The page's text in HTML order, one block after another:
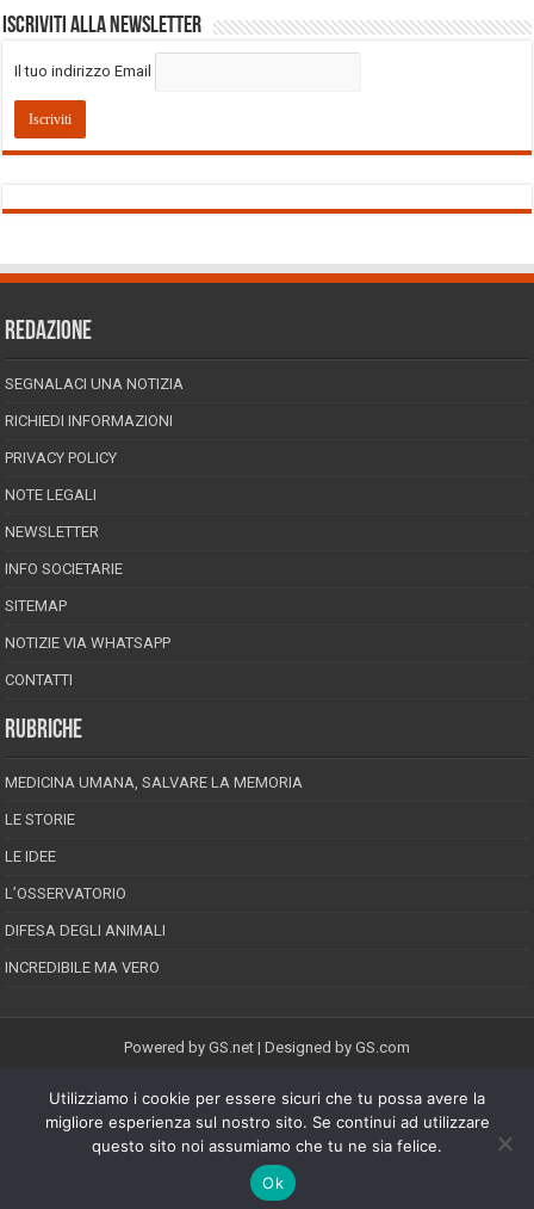
Iscriviti alla Newsletter
Il tuo indirizzo Email
REDAZIONE
SEGNALACI UNA NOTIZIA
RICHIEDI INFORMAZIONI
PRIVACY POLICY
NOTE LEGALI
NEWSLETTER
INFO SOCIETARIE
SITEMAP
NOTIZIE VIA WHATSAPP
CONTATTI
RUBRICHE
MEDICINA UMANA, SALVARE LA MEMORIA
LE STORIE
LE IDEE
L’OSSERVATORIO
DIFESA DEGLI ANIMALI
INCREDIBILE MA VERO
Powered by GS.net | Designed by GS.com
EPINEION EDITRICE S.R.L.P.Iva 02008710689
Registrazione Tribunale di Pescara reg. speciale della stampa n.08/2012
Direttore responsabile: Maurizio Piccinino
Iscrizione al ROC n.22607
Riproduzione riservata © Copyright 2026, All Rights Reserved
Utilizziamo i cookie per essere sicuri che tu possa avere la
migliore esperienza sul nostro sito. Se continui ad utilizzare
questo sito noi assumiamo che tu ne sia felice.
Ok